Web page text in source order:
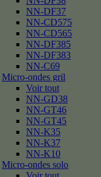
NN-DF37
NN-CD575
NN-CD565
NN-DF385
NN-DF383
NN-C69
Micro-ondes gril
Voir tout
NN-GD38
NN-GT46
NN-GT45
NN-K35
NN-K37
NN-K10
Micro-ondes solo